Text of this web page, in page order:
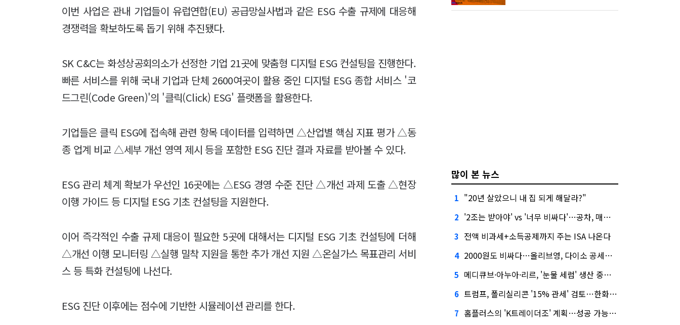
이번 사업은 관내 기업들이 유럽연합(EU) 공급망실사법과 같은 ESG 수출 규제에 대응해
경쟁력을 확보하도록 돕기 위해 추진됐다.
SK C&C는 화성상공회의소가 선정한 기업 21곳에 맞춤형 디지털 ESG 컨설팅을 진행한다.
빠른 서비스를 위해 국내 기업과 단체 2600여곳이 활용 중인 디지털 ESG 종합 서비스 '코
드그린(Code Green)'의 '클릭(Click) ESG' 플랫폼을 활용한다.
기업들은 클릭 ESG에 접속해 관련 항목 데이터를 입력하면 △산업별 핵심 지표 평가 △동
종 업계 비교 △세부 개선 영역 제시 등을 포함한 ESG 진단 결과 자료를 받아볼 수 있다.
ESG 관리 체계 확보가 우선인 16곳에는 △ESG 경영 수준 진단 △개선 과제 도출 △현장
이행 가이드 등 디지털 ESG 기초 컨설팅을 지원한다.
이어 즉각적인 수출 규제 대응이 필요한 5곳에 대해서는 디지털 ESG 기초 컨설팅에 더해
△개선 이행 모니터링 △실행 밀착 지원을 통한 추가 개선 지원 △온실가스 목표관리 서비
스 등 특화 컨설팅에 나선다.
ESG 진단 이후에는 점수에 기반한 시뮬레이션 관리를 한다.
많이 본 뉴스
1 "20년 살았으니 내 집 되게 해달라?"
2 '2조는 받아야' vs '너무 비싸다'…공차, 매각 성공할까
3 전액 비과세+소득공제까지 주는 ISA 나온다
4 2000원도 비싸다…올리브영, 다이소 공세에 '가성비'로 맞불
5 메디큐브·아누아·리르, '눈물 세럼' 생산 중단한다
6 트럼프, 폴리실리콘 '15% 관세' 검토…한화큐셀·OCI 영향은?
7 홈플러스의 'K트레이더조' 계획…성공 가능성은 '글쎄'